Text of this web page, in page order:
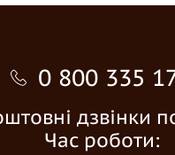
0 800 335
дзвінки
Час роботи: